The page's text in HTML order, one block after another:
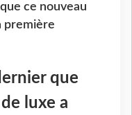
ce nouveau
première
que
luxe a